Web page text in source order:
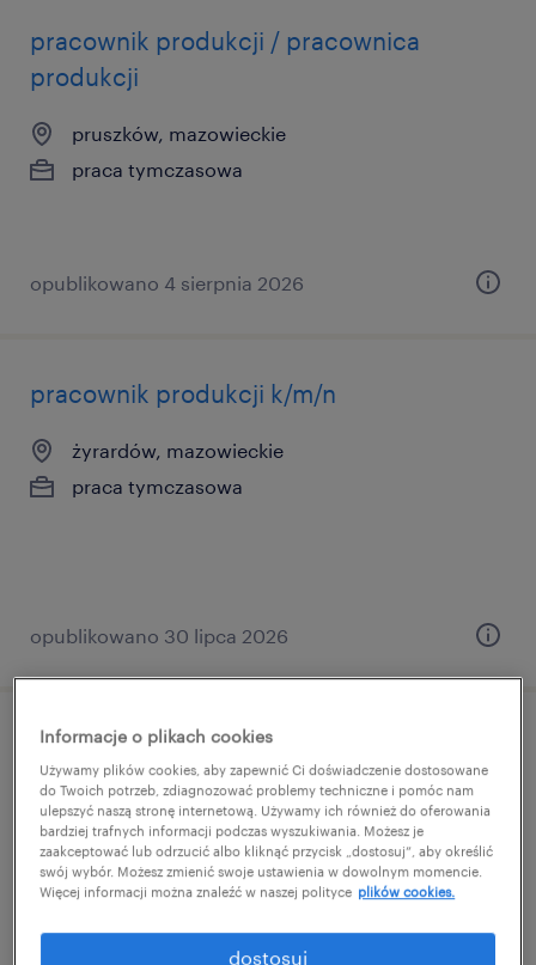
pracownik produkcji / pracownica
produkcji
pruszków, mazowieckie
praca tymczasowa
opublikowano 4 sierpnia 2026
pracownik produkcji k/m/n
żyrardów, mazowieckie
praca tymczasowa
opublikowano 30 lipca 2026
pracownik magazynu k/m/n
wypędy, mazowieckie
praca tymczasowa
Informacje o plikach cookies
Używamy plików cookies, aby zapewnić Ci doświadczenie dostosowane
do Twoich potrzeb, zdiagnozować problemy techniczne i pomóc nam
ulepszyć naszą stronę internetową. Używamy ich również do oferowania
bardziej trafnych informacji podczas wyszukiwania. Możesz je
zaakceptować lub odrzucić albo kliknąć przycisk „dostosuj”, aby określić
swój wybór. Możesz zmienić swoje ustawienia w dowolnym momencie.
Więcej informacji można znaleźć w naszej polityce plików cookies.
dostosuj